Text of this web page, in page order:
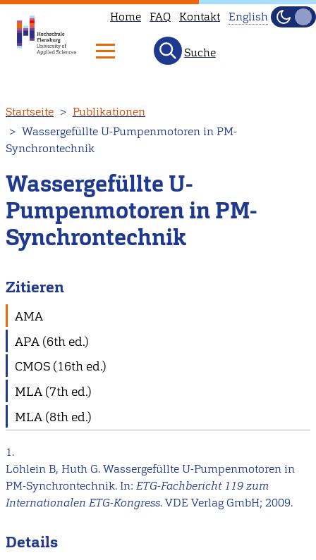
zum
Inhalt
Home FAQ Kontakt
to
English
Hell
Suche
Startseite
Publikationen
Wassergefüllte U-Pumpenmotoren in PM-
Synchrontechnik
Wassergefüllte U-
Pumpenmotoren in PM-
Synchrontechnik
Zitieren
AMA
APA (6th ed.)
CMOS (16th ed.)
MLA (7th ed.)
MLA (8th ed.)
1.
Löhlein B, Huth G. Wassergefüllte U-Pumpenmotoren in
PM-Synchrontechnik. In: ETG-Fachbericht 119 zum
Internationalen ETG-Kongress. VDE Verlag GmbH; 2009.
Details